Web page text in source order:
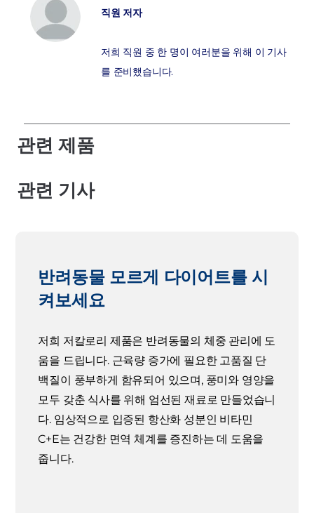
직원 저자
저희 직원 중 한 명이 여러분을 위해 이 기사
를 준비했습니다.
관련 제품
관련 기사
반려동물 모르게 다이어트를 시
켜보세요
저희 저칼로리 제품은 반려동물의 체중 관리에 도
움을 드립니다. 근육량 증가에 필요한 고품질 단
백질이 풍부하게 함유되어 있으며, 풍미와 영양을
모두 갖춘 식사를 위해 엄선된 재료로 만들었습니
다. 임상적으로 입증된 항산화 성분인 비타민
C+E는 건강한 면역 체계를 증진하는 데 도움을
줍니다.